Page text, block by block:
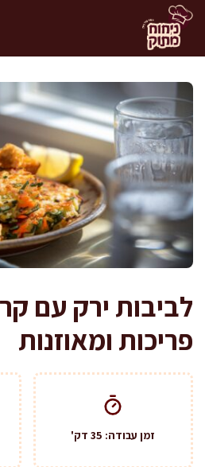
לדלג
לתוכן
לביבות ירק עם
פריכות ומאוזנות
זמן עבודה: 35 דק'